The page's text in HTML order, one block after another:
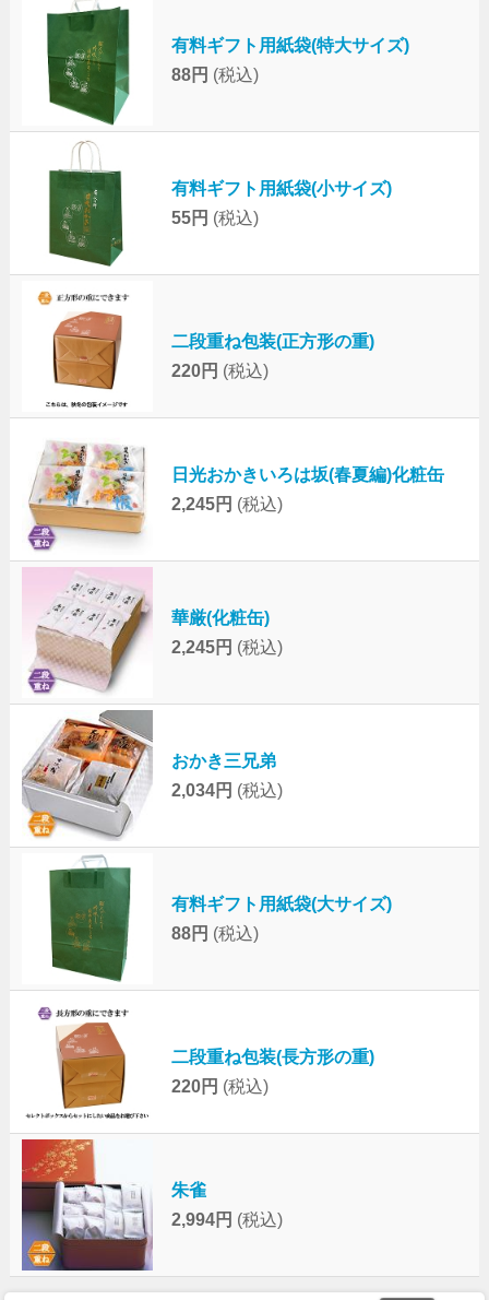
有料ギフト用紙袋(特大サイズ)
88円 (税込)
有料ギフト用紙袋(小サイズ)
55円 (税込)
二段重ね包装(正方形の重)
220円 (税込)
日光おかきいろは坂(春夏編)化粧缶
2,245円 (税込)
華厳(化粧缶)
2,245円 (税込)
おかき三兄弟
2,034円 (税込)
有料ギフト用紙袋(大サイズ)
88円 (税込)
二段重ね包装(長方形の重)
220円 (税込)
朱雀
2,994円 (税込)